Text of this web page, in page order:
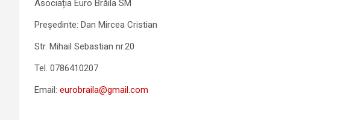
Asociația Euro Brăila SM
Președinte: Dan Mircea Cristian
Str. Mihail Sebastian nr.20
Tel. 0786410207
Email: eurobraila@gmail.com